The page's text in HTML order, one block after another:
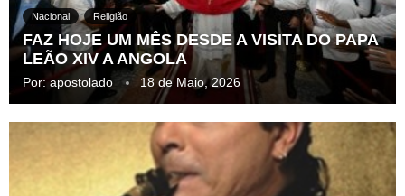
Nacional Religião
FAZ HOJE UM MÊS DESDE A VISITA DO PAPA
LEÃO XIV A ANGOLA
Por: apostolado 18 de Maio, 2026